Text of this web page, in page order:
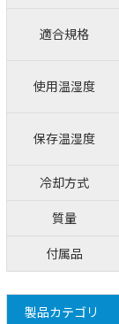
適合規格
使用温湿度
保存温湿度
冷却方式
質量
付属品
製品カテゴリ